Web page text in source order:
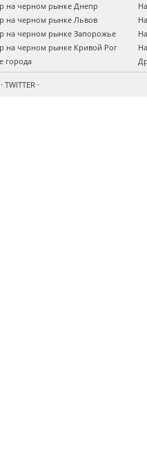
на черном рынке Днепр
на черном рынке Львов
на черном рынке Запорожье
на черном рынке Кривой Рог
города
· TWITTER ·